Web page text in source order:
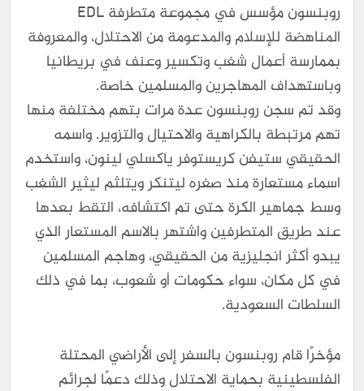
روبنسون مؤسس في مجموعة متطرفة EDL
المناهضة للإسلام والمدعومة من الاحتلال، والمعروفة
بممارسة أعمال شغب وتكسير وعنف في بريطانيا
وباستهداف المهاجرين والمسلمين خاصة.
وقد تم سجن روبنسون عدة مرات بتهم مختلفة منها
تهم مرتبطة بالكراهية والاحتيال والتزوير. واسمه
الحقيقي ستيفن كريستوفر ياكسلي لينون، واستخدم
اسماء مستعارة منذ صغره ليتنكر ويتلثم ليثير الشغب
وسط جماهير الكرة حتى تم اكتشافه، التقط بعدها
عند طريق المتطرفين واشتهر بالاسم المستعار الذي
يبدو أكثر انجليزية من الحقيقي، وهاجم المسلمين
في كل مكان، سواء حكومات أو شعوب، بما في ذلك
السلطات السعودية.
مؤخرًا قام روبنسون بالسفر إلى الأراضي المحتلة
الفلسطينية بحماية الاحتلال وذلك دعمًا لجرائم